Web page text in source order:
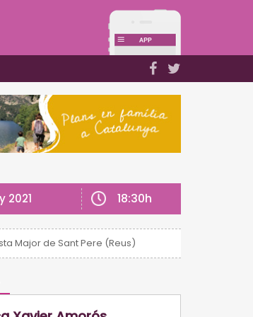
2021 18:30h
Major de Sant Pere (Reus)